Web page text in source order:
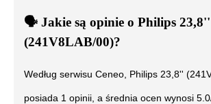
🗣️ ️ Jakie są opinie o Philips 23,8''
(241V8LAB/00)?
Według serwisu Ceneo, Philips 23,8''
posiada 1 opinii, a średnia ocen wynosi 5.0